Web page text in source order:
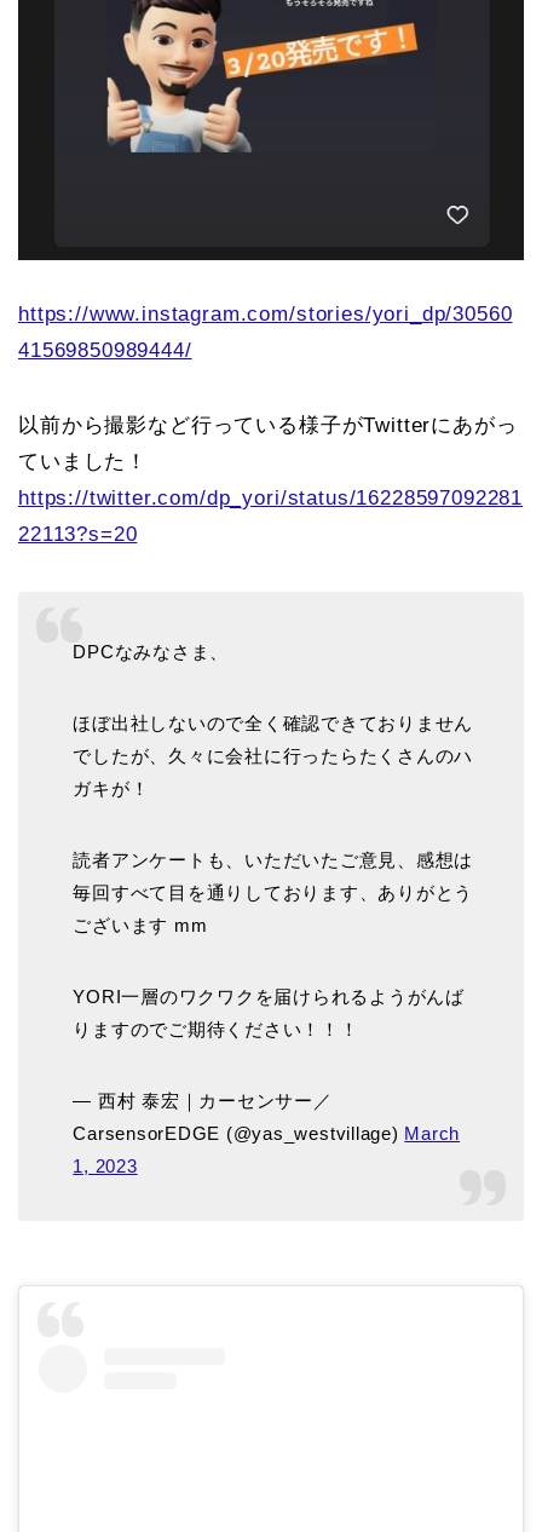
https://www.instagram.com/stories/yori_dp/30560
41569850989444/
以前から撮影など行っている様子がTwitterにあがっ
ていました！
https://twitter.com/dp_yori/status/16228597092281
22113?s=20
DPCなみなさま、
ほぼ出社しないので全く確認できておりません
でしたが、久々に会社に行ったらたくさんのハ
ガキが！
読者アンケートも、いただいたご意見、感想は
毎回すべて目を通りしております、ありがとう
ございます mm
YORI一層のワクワクを届けられるようがんば
りますのでご期待ください！！！
— 西村 泰宏｜カーセンサー／
CarsensorEDGE (@yas_westvillage) March
1, 2023